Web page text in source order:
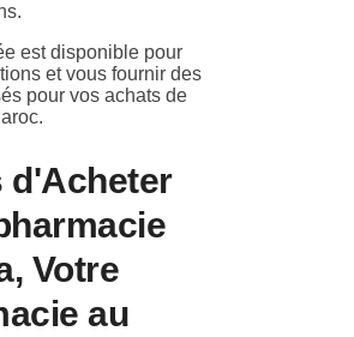
est disponible pour
et vous fournir des
pour vos achats de
d'Acheter
Votre
au